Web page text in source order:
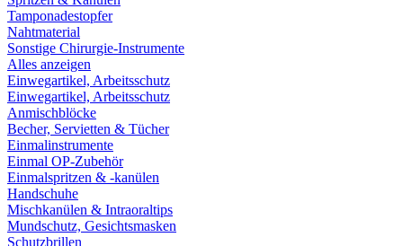
Tamponadestopfer
Nahtmaterial
Sonstige Chirurgie-Instrumente
Alles anzeigen
Einwegartikel, Arbeitsschutz
Einwegartikel, Arbeitsschutz
Anmischblöcke
Becher, Servietten & Tücher
Einmalinstrumente
Einmal OP-Zubehör
Einmalspritzen & -kanülen
Handschuhe
Mischkanülen & Intraoraltips
Mundschutz, Gesichtsmasken
Schutzbrillen